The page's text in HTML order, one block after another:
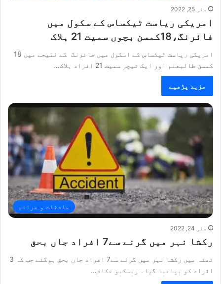
مئی 25, 2022
امریکی ریاست ٹیکساس کے سکول میں
فائرنگ،18کمسن بچوں سمیت 21 ہلاک
امریکی ریاست ٹیکساس کے اسکول میں فائرنگ کے نتیجے میں 18
کمسن طالبعلم اور ایک ٹیچر سمیت 21 افراد ہلاک…
مزید پڑھیے
حادثات و جرائم
مئی 24, 2022
رکشا نہر میں گرنے سے7 افراد جاں بحق
ٹھٹہ میں رکشا نہر میں گرنے سے7 افراد جاں بحق ہوگئے جب کہ 3
افراد کو بچالیا گیا۔ ریسکیو حکام…